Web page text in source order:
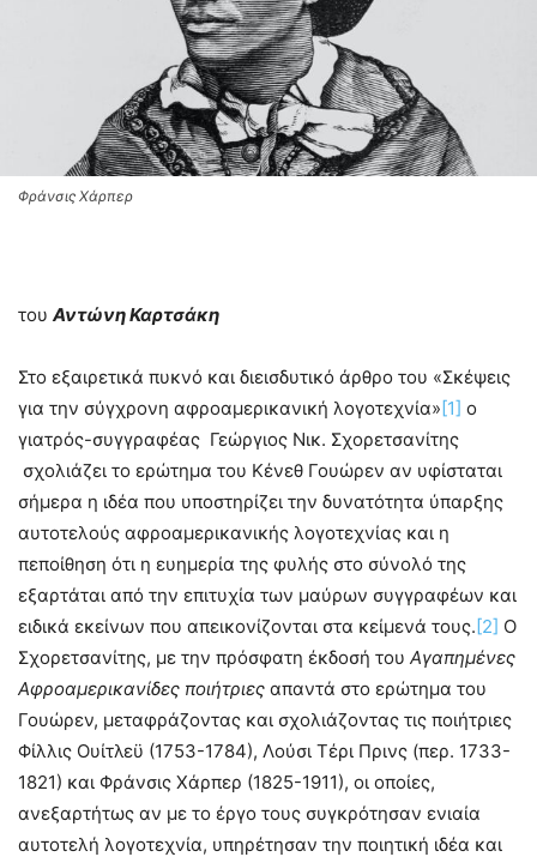
Φράνσις Χάρπερ
του Αντώνη Καρτσάκη
Στο εξαιρετικά πυκνό και διεισδυτικό άρθρο του «Σκέψεις
για την σύγχρονη αφροαμερικανική λογοτεχνία»[1] ο
γιατρός-συγγραφέας Γεώργιος Νικ. Σχορετσανίτης
σχολιάζει το ερώτημα του Κένεθ Γουώρεν αν υφίσταται
σήμερα η ιδέα που υποστηρίζει την δυνατότητα ύπαρξης
αυτοτελούς αφροαμερικανικής λογοτεχνίας και η
πεποίθηση ότι η ευημερία της φυλής στο σύνολό της
εξαρτάται από την επιτυχία των μαύρων συγγραφέων και
ειδικά εκείνων που απεικονίζονται στα κείμενά τους.[2] Ο
Σχορετσανίτης, με την πρόσφατη έκδοσή του Αγαπημένες
Αφροαμερικανίδες ποιήτριες απαντά στο ερώτημα του
Γουώρεν, μεταφράζοντας και σχολιάζοντας τις ποιήτριες
Φίλλις Ουίτλεϋ (1753-1784), Λούσι Τέρι Πρινς (περ. 1733-
1821) και Φράνσις Χάρπερ (1825-1911), οι οποίες,
ανεξαρτήτως αν με το έργο τους συγκρότησαν ενιαία
αυτοτελή λογοτεχνία, υπηρέτησαν την ποιητική ιδέα και